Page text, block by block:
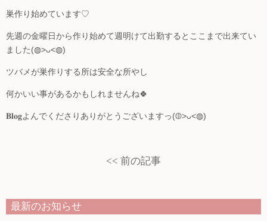
デイサービス ミオの苑
児童福祉・障がい福祉
特定相談支援・障がい児相談支援
会社情報
巣作り始めています♡
先週の金曜日から作り始めて週明けて出勤するとここまで出来てい
ました(◍>ᴗ<◍)
ツバメが巣作りする所は安全な所やし
何かいい事があるかもしれませんね🍀
𝐁𝐥𝐨𝐠よんでくださりありがとうございますっ(◍>ᴗ<◍)
<< 前の記事
最新のお知らせ